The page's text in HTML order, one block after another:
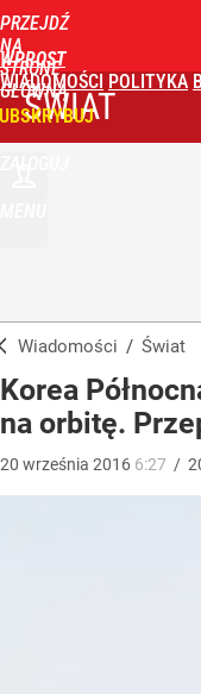
PRZEJDŹ
NA
STRONĘ
GŁÓWNĄ
WPROST
WIADOMOŚCI POLITYKA
ŚWIAT
Wiadomości / Świat
Korea
na orbitę.
20 września 2016 6:27 /